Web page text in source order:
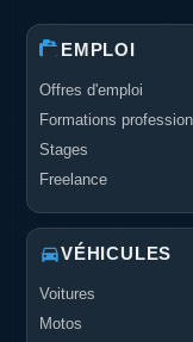
EMPLOI
Offres d'emploi
Formations
Stages
Freelance
VÉHICULES
Voitures
Motos